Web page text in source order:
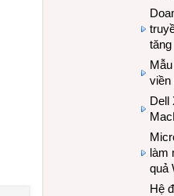
tăng
viền
Dell
làm
quả
Hệ